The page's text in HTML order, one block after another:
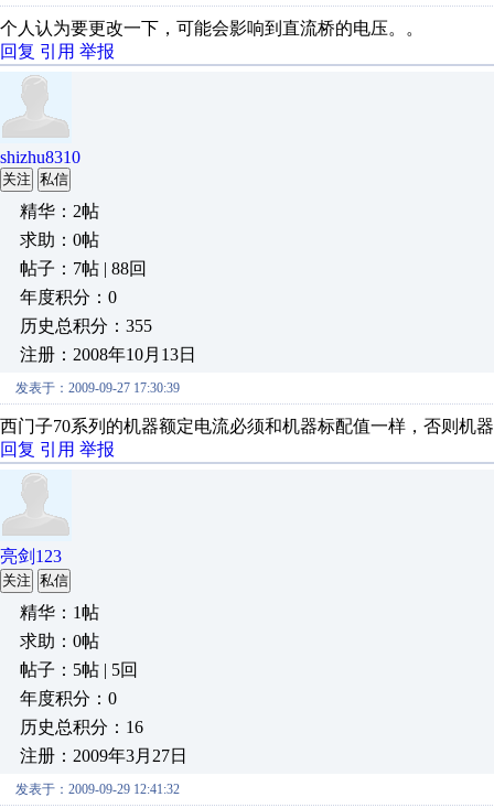
个人认为要更改一下，可能会影响到直流桥的电压。。
回复 引用 举报
shizhu8310
关注 私信
精华：2帖
求助：0帖
帖子：7帖 | 88回
年度积分：0
历史总积分：355
注册：2008年10月13日
发表于：2009-09-27 17:30:39
西门子70系列的机器额定电流必须和机器标配值一样，否则机
回复 引用 举报
亮剑123
关注 私信
精华：1帖
求助：0帖
帖子：5帖 | 5回
年度积分：0
历史总积分：16
注册：2009年3月27日
发表于：2009-09-29 12:41:32